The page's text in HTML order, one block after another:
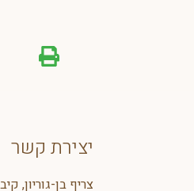
יצירת קשר
צריף בן-גוריון,